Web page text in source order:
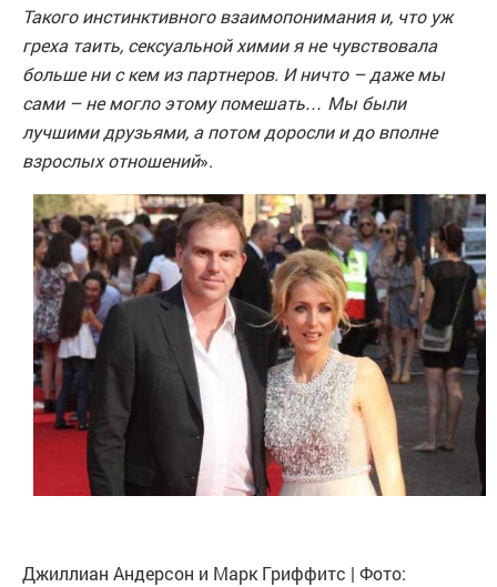
Такого инстинктивного взаимопонимания и, что уж
греха таить, сексуальной химии я не чувствовала
больше ни с кем из партнеров. И ничто – даже мы
сами – не могло этому помешать… Мы были
лучшими друзьями, а потом доросли и до вполне
взрослых отношений».
Джиллиан Андерсон и Марк Гриффитс | Фото: